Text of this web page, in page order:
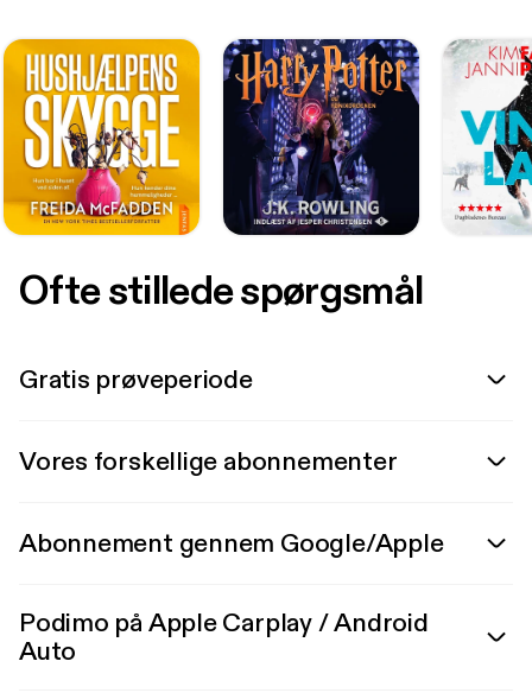
Ofte stillede spørgsmål
Gratis prøveperiode
Vores forskellige abonnementer
Abonnement gennem Google/Apple
Podimo på Apple Carplay / Android
Auto